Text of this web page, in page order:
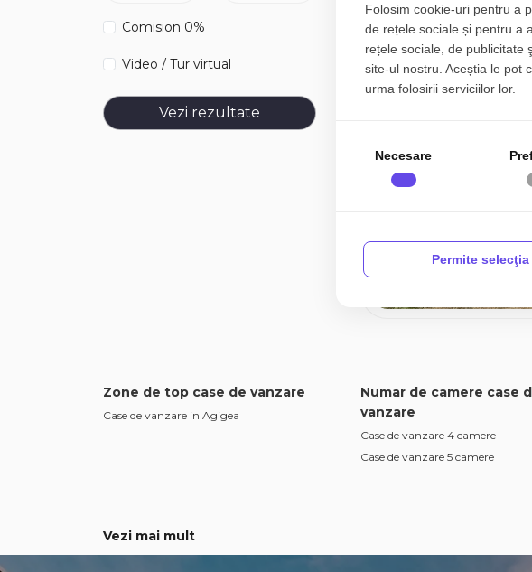
Comision 0%
Video / Tur virtual
Vezi rezultate
Zone de top case de vanzare
Case de vanzare in Agigea
Numar de camere case
vanzare
Case de vanzare 4 camere
Case de vanzare 5 camere
Vezi mai mult
Folosim cookie-uri pentru a
de rețele sociale și pentru a
rețele sociale, de publicitate
site-ul nostru. Aceștia le pot
urma folosirii serviciilor lor.
Necesare
Permite selecţia